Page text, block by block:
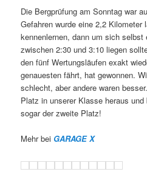
Die Bergprüfung am Sonntag war
Gefahren wurde eine 2,2
kennenlernen, dann um sich
zwischen 2:30 und 3:10 liegen
den fünf Wertungsläufen exakt
genauesten fährt, hat gewonnen.
schlecht, aber andere waren
Platz in unserer Klasse heraus
sogar der zweite Platz!
Mehr bei GARAGE X